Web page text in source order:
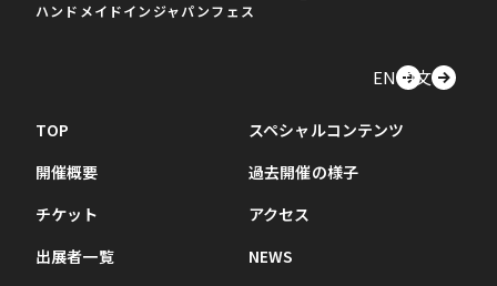
ハンドメイドインジャパンフェス
EN中文
TOP
開催概要
チケット
出展者一覧
スペシャルコンテンツ
過去開催の様子
アクセス
NEWS